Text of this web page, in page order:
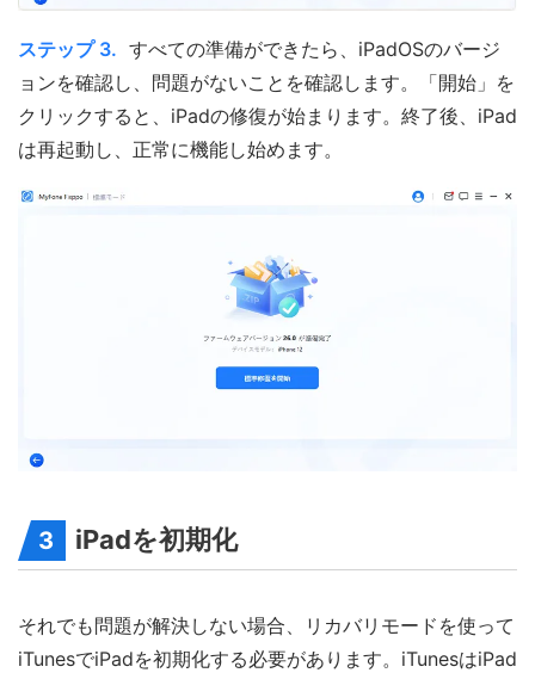
ステップ 3. すべての準備ができたら、iPadOSのバージ
ョンを確認し、問題がないことを確認します。「開始」を
クリックすると、iPadの修復が始まります。終了後、iPad
は再起動し、正常に機能し始めます。
3 iPadを初期化
それでも問題が解決しない場合、リカバリモードを使って
iTunesでiPadを初期化する必要があります。iTunesはiPad